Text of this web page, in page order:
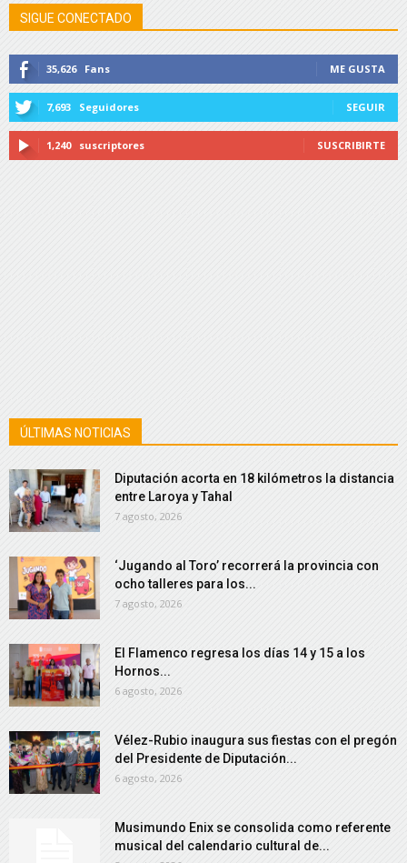
SIGUE CONECTADO
35,626 Fans ME GUSTA
7,693 Seguidores SEGUIR
1,240 suscriptores SUSCRIBIRTE
ÚLTIMAS NOTICIAS
Diputación acorta en 18 kilómetros la distancia
entre Laroya y Tahal
7 agosto, 2026
‘Jugando al Toro’ recorrerá la provincia con
ocho talleres para los...
7 agosto, 2026
El Flamenco regresa los días 14 y 15 a los
Hornos...
6 agosto, 2026
Vélez-Rubio inaugura sus fiestas con el pregón
del Presidente de Diputación...
6 agosto, 2026
Musimundo Enix se consolida como referente
musical del calendario cultural de...